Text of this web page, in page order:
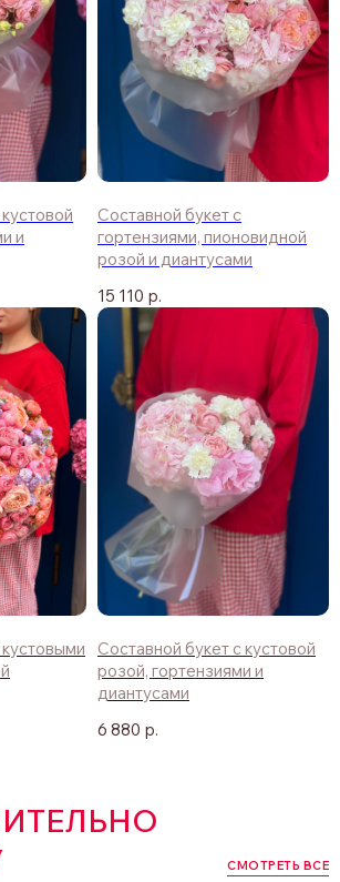
и
Составной букет с
гортензиями, пионовидной
розой и диантусами
15 110 р.
Составной букет с кустовой
розой, гортензиями и
диантусами
6 880 р.
СМОТРЕТЬ ВСЕ